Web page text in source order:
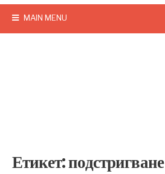
MAIN MENU
Етикет:подстригване